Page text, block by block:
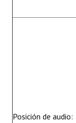
Posición de audio: